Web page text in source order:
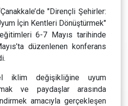
"Dirençli Şehirler:
İçin Kentleri Dönüştürmek"
eğitimleri 6-7 Mayıs tarihinde
düzenlenen konferans
iklim değişikliğine uyum
ve paydaşlar arasında
amacıyla gerçekleşen